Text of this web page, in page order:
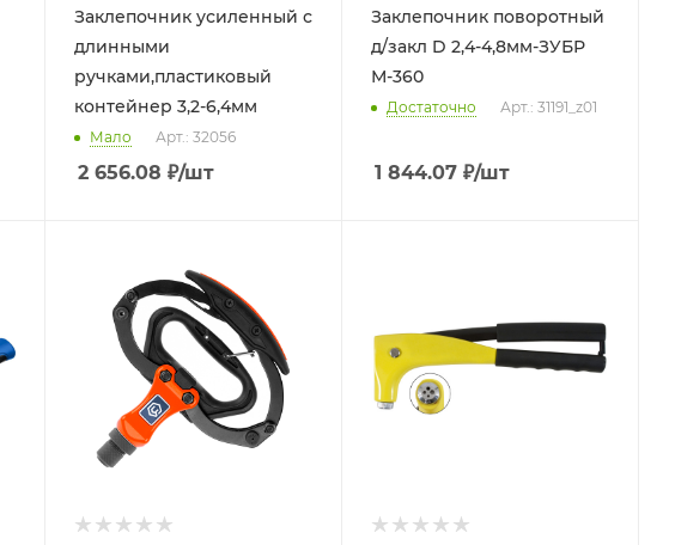
Заклепочник усиленный с
длинными
ручками,пластиковый
контейнер 3,2-6,4мм
Мало Арт.: 32056
2 656.08 ₽/шт
Заклепочник поворотный
д/закл D 2,4-4,8мм-ЗУБР
М-360
Достаточно Арт.: 31191_z01
1 844.07₽/шт